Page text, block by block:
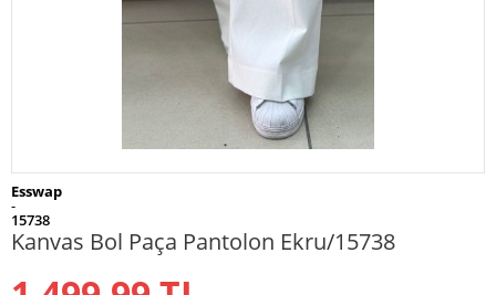
Esswap
-
15738
Kanvas Bol Paça Pantolon Ekru/15738